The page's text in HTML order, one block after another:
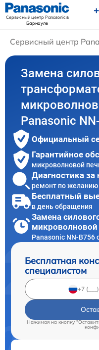
Сервисный центр Panasonicв
Барнауле
Сервисный центр
Замена
Panasonic
Официальный
Гарантийное
микроволновой
Диагностика за
ремонт по желанию
Бесплатный
в день обращения
Замена
микроволновой
Panasonic NN-B756
Бесплатная
специалистом
Нажимая на кнопку